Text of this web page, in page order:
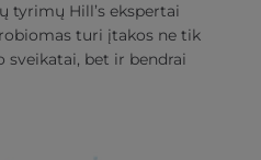
tyrimų Hill’s ekspertai
turi įtakos ne tik
bet ir bendrai